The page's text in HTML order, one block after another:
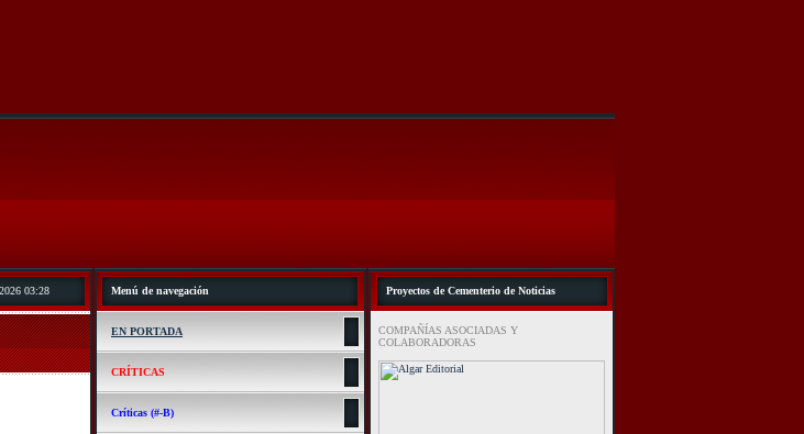
03:28 Menú de navegación
EN PORTADA
CRÍTICAS
Críticas (#-B)
Proyectos de Cementerio de Noticias
COMPAÑÍAS ASOCIADAS Y
COLABORADORAS